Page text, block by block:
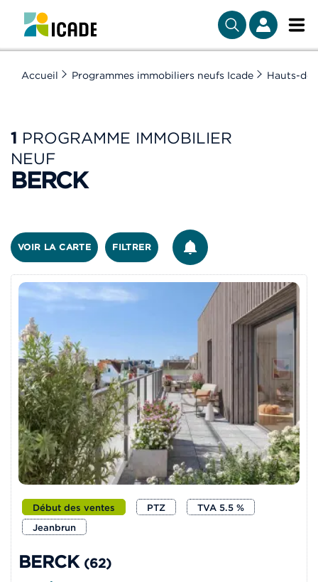
Accueil Programmes immobiliers neufs Icade Hauts-
1 PROGRAMME IMMOBILIER
NEUF
BERCK
VOIR LA CARTE FILTRER
ÊTRE ALERTÉ
Début des ventes PTZ
TVA 5.5 %
Jeanbrun
BERCK (62)